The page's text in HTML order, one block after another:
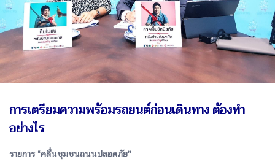
การเตรียมความพร้อมรถยนต์ก่อนเดินทาง ต้องทำ
อย่างไร
รายการ “คลื่นชุมชนถนนปลอดภัย”